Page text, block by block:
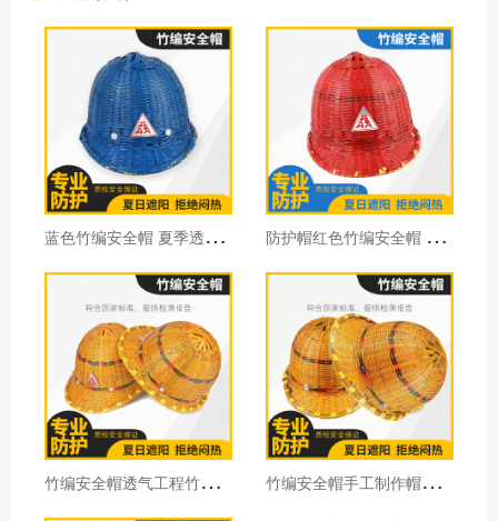
蓝
色竹编安全帽 夏季透气安全帽 工地竹子藤安全帽防护帽通用型 防
护帽红色竹编安全帽 夏季透气安全帽 工地竹子安全帽防护帽批发
竹
编安全帽透气工程竹帽竹制工地防护施工劳动防护用品30顶价格 竹
编安全帽手工制作帽透风夏天防护工地施工劳保防护头盔劳保用品